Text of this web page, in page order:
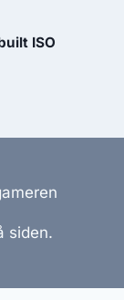
ISO
siden.